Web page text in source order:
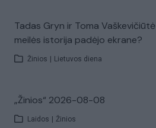
Tadas Gryn ir Toma
meilės istorija padėjo ekrane?
Žinios Lietuvos diena
„Žinios“ 2026-08-08
Laidos Žinios